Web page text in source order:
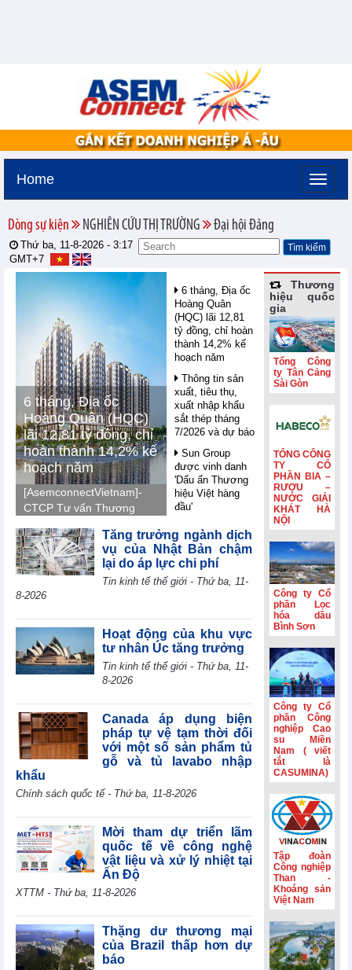
Home
Dòng sự kiện NGHIÊN CỨU THỊ TRƯỜNG Đại hội Đảng
Thứ ba, 11-8-2026 - 3:17
GMT+7
6 tháng, Địa ốc
Hoàng Quân (HQC)
lãi 12,81 tỷ đồng, chỉ
hoàn thành 14,2% kế
hoạch năm
[AsemconnectVietnam]-
CTCP Tư vấn Thương
Hoàng Quân (mã HQC -
sàn HOSE) ghi nhận lãi
7,41 tỷ đồng trong quý
II, luỹ kế nửa đầu năm
2026 lãi 12,81 tỷ đồng
và hoàn thành 14,2% so
với kế hoạch năm 2026.
6 tháng, Địa ốc
Hoàng Quân
(HQC) lãi 12,81
tỷ đồng, chỉ hoàn
thành 14,2% kế
hoạch năm
Thông tin sản
xuất, tiêu thụ,
xuất nhập khẩu
sắt thép tháng
7/2026 và dự báo
Sun Group
được vinh danh
'Dấu ấn Thương
hiệu Việt hàng
đầu'
Nghị quyết 10 -
FDI trong giai
đoạn mới: Công
nghệ, liên kết và
giá trị dài hạn
ngọt từ hoạt động
kinh doanh ngoài
xăng dầu
cho các nền kinh
tế mới nổi
Hành trình gắn
kết và nét đẹp
văn hóa Phân lân
Không còn lãi
lợi nhuận quý
II/2026 của HBC
giảm 55%
Lợi nhuận sau
thuế 6 tháng
giảm 82,9%,
dòng tiền âm
Tăng trưởng ngành dịch
vụ của Nhật Bản chậm
lại do áp lực chi phí
Tin kinh tế thế giới - Thứ ba, 11-
8-2026
Hoạt động của khu vực
tư nhân Úc tăng trưởng
Tin kinh tế thế giới - Thứ ba, 11-
8-2026
Canada áp dụng biện
pháp tự vệ tạm thời đối
với một số sản phẩm tủ
gỗ và tủ lavabo nhập
khẩu
Chính sách quốc tế - Thứ ba, 11-8-2026
Mời tham dự triển lãm
quốc tế về công nghệ
vật liệu và xử lý nhiệt tại
Ấn Độ
XTTM - Thứ ba, 11-8-2026
Thặng dư thương mại
của Brazil thấp hơn dự
báo
Thương
hiệu quốc
gia
Tổng Công
ty Tân Cảng
Sài Gòn
TỔNG CÔNG
TY CỔ
PHẦN BIA –
RƯỢU –
NƯỚC GIẢI
KHÁT HÀ
NỘI
Công ty Cổ
phần Lọc
hóa dầu
Bình Sơn
Công ty Cổ
phần Công
nghiệp Cao
su Miền
Nam ( viết
tắt là
CASUMINA)
Tập đoàn
Công nghiệp
Than -
Khoáng sản
Việt Nam